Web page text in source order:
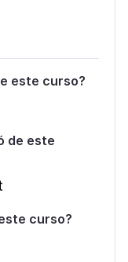
este curso?
de este
curso?